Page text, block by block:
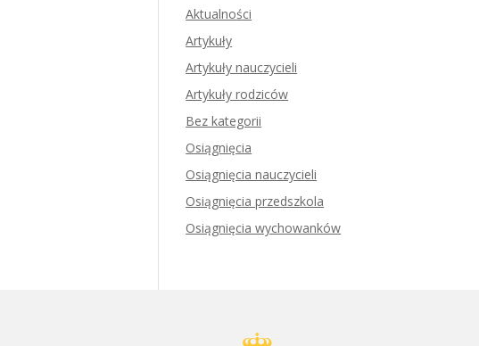
Aktualności
Artykuły
Artykuły nauczycieli
Artykuły rodziców
Bez kategorii
Osiągnięcia
Osiągnięcia nauczycieli
Osiągnięcia przedszkola
Osiągnięcia wychowanków